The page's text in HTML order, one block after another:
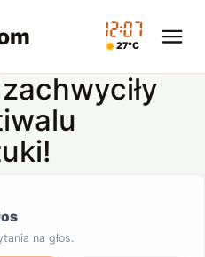
12:07
27°C
na głos.